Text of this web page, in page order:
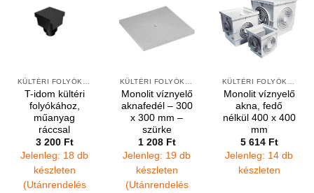
T-idom kültéri
folyókához,
műanyag
ráccsal
3 200 Ft
Jelenleg: 18 db
készleten
(Utánrendelés
Monolit víznyelő
aknafedél – 300
x 300 mm –
szürke
1 208 Ft
Jelenleg: 19 db
készleten
(Utánrendelés
Monolit víznyelő
akna, fedő
nélkül 400 x 400
mm
5 614 Ft
Jelenleg: 14 db
készleten